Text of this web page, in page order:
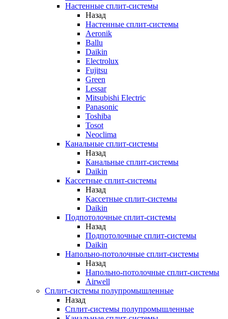
Настенные сплит-системы
Назад
Настенные сплит-системы
Aeronik
Ballu
Daikin
Electrolux
Fujitsu
Green
Lessar
Mitsubishi Electric
Panasonic
Toshiba
Tosot
Neoclima
Канальные сплит-системы
Назад
Канальные сплит-системы
Daikin
Кассетные сплит-системы
Назад
Кассетные сплит-системы
Daikin
Подпотолочные сплит-системы
Назад
Подпотолочные сплит-системы
Daikin
Напольно-потолочные сплит-системы
Назад
Напольно-потолочные сплит-системы
Airwell
Сплит-системы полупромышленные
Назад
Сплит-системы полупромышленные